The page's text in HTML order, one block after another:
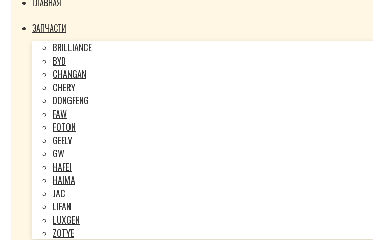
ГЛАВНАЯ
ЗАПЧАСТИ
BRILLIANCE
BYD
CHANGAN
CHERY
DONGFENG
FAW
FOTON
GEELY
GW
HAFEI
HAIMA
JAC
LIFAN
LUXGEN
ZOTYE